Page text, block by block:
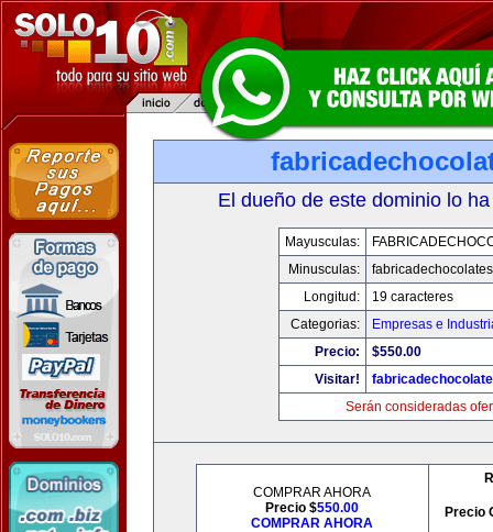
El dueño de este dominio lo
Mayusculas:
Minusculas:
Longitud:
19 caracteres
Categorias:
Empresas e
Precio:
$550.00
Visitar!
Serán consideradas
COMPRAR AHORA
Precio $550.00
COMPRAR AHORA
Precio